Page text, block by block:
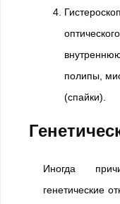
полипы,
(спайки).
Иногда
генетические